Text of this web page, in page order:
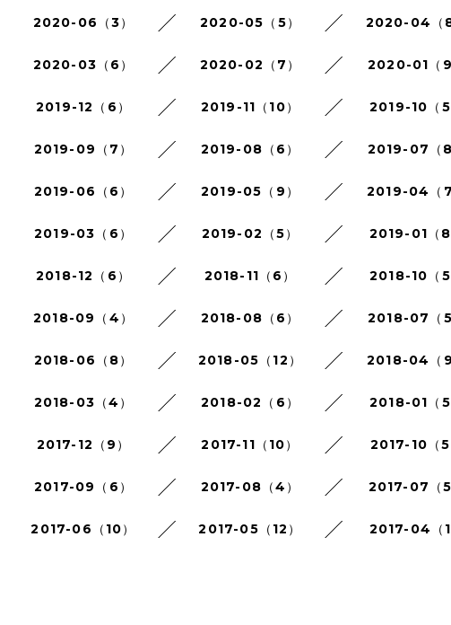
2020-06（3） 2020-05（5） 2020-04（8
2020-03（6） 2020-02（7） 2020-01（9
2019-12（6） 2019-11（10） 2019-10（5
2019-09（7） 2019-08（6） 2019-07（8
2019-06（6） 2019-05（9） 2019-04（7
2019-03（6） 2019-02（5） 2019-01（8
2018-12（6） 2018-11（6） 2018-10（5
2018-09（4） 2018-08（6） 2018-07（5
2018-06（8） 2018-05（12） 2018-04（9
2018-03（4） 2018-02（6） 2018-01（5
2017-12（9） 2017-11（10） 2017-10（5
2017-09（6） 2017-08（4） 2017-07（5
2017-06（10） 2017-05（12） 2017-04（1